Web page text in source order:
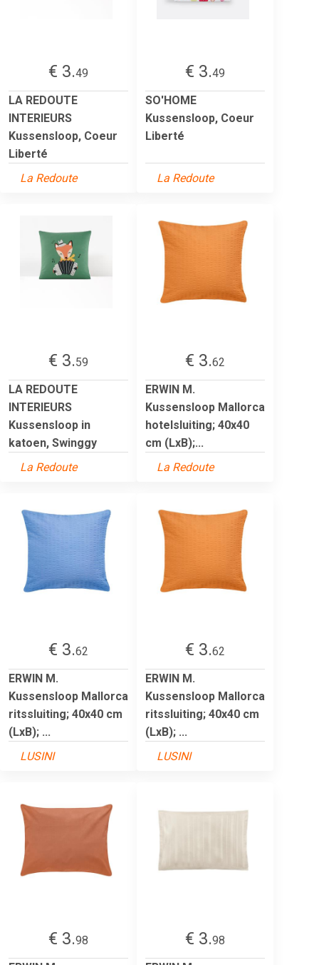
€ 3.49
LA REDOUTE
INTERIEURS
Kussensloop, Coeur
Liberté
La Redoute
€ 3.49
SO'HOME
Kussensloop, Coeur
Liberté
La Redoute
€ 3.59
LA REDOUTE
INTERIEURS
Kussensloop in
katoen, Swinggy
La Redoute
€ 3.62
ERWIN M.
Kussensloop Mallorca
hotelsluiting; 40x40
cm (LxB);...
La Redoute
€ 3.62
ERWIN M.
Kussensloop Mallorca
ritssluiting; 40x40 cm
(LxB); ...
LUSINI
€ 3.62
ERWIN M.
Kussensloop Mallorca
ritssluiting; 40x40 cm
(LxB); ...
LUSINI
€ 3.98
€ 3.98